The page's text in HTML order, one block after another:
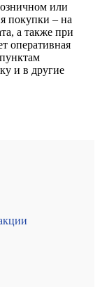
или
покупки – на
а также при
оперативная
и в другие